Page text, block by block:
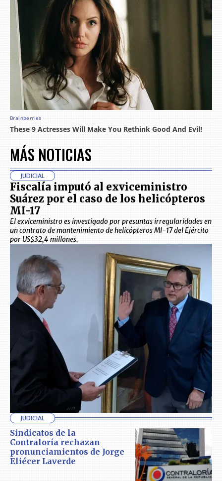
MÁS NOTICIAS
JUDICIAL
Fiscalía imputó al exviceministro
Suárez por el caso de los helicópteros
MI-17
El exviceministro es investigado por presuntas irregularidades en
un contrato de mantenimiento de helicópteros MI-17 del Ejército
por US$32,4 millones.
JUDICIAL
Sindicatos de la
Contraloría rechazan
pronunciamientos de Jorge
Eliécer Laverde